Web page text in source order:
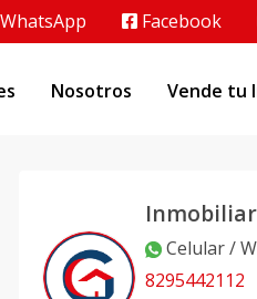
WhatsApp Facebook
Nosotros Vende tu
Celular /
8295442112